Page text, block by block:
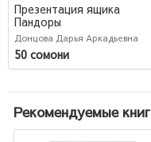
Презентация ящика
Пандоры
Донцова Дарья Аркадьевна
50 сомони
Рекомендуемые